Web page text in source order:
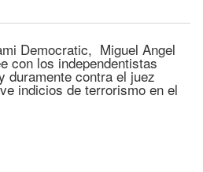
Democratic, Miguel Angel
con los independentistas
duramente contra el juez
indicios de terrorismo en el